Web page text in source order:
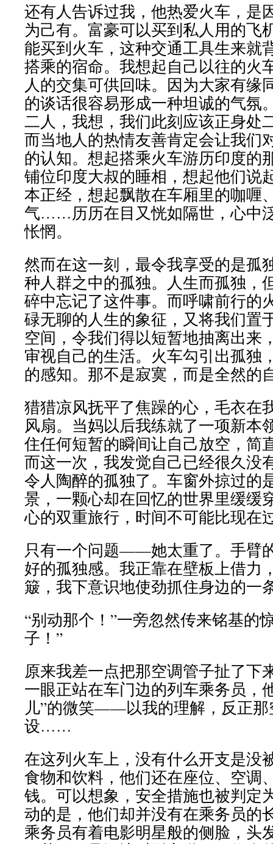
还有人告诉过我，他热爱火车，是
为己有。富豪可以买到私人用的飞
能买到火车，这种交通工具生来就
搭乘的宿命。我想起自己以往的火
人的交集可供回味。因为大家有缘
的谈话很容易形成一种坦诚的气氛
二人，我想，我们此刻应该正身处
而当地人的热情友善肯定会让我们
的认知。想起搭乘火车游历印度的
铺位印度大叔的睡相，想起他们说
本正经，想起飘散在车厢里的咖喱
气……历历在目又恍如隔世，心中
怅惘。
然而在这一刻，最令我享受的是孤
种人群之中的孤独。人生而孤独，
碎中忘记了这件事。而呼啸前行的
碌无聊的人生的象征，又将我们置
空间，令我们得以短暂地抽离出来
审视自己的生活。火车勾引出孤独
的感知。那不是寂寞，而是全然的
猎猎凉风抚平了焦躁的心，毛衣在
风扇。当妈以后我练就了一项新本
住任何短暂的瞬间让自己放空，
而这一次，我发觉自己已经很久没
令人陶醉的孤独了。车窗外掠过的
景，一颗心却在回忆的世界里缓缓
心的双重旅行，时间不可能比现在
只有一个问题——她太重了。手臂
好的孤独感。我正靠在壁板上借力
簸，我下意识地使劲抓住身边的一
“别动那个！”一旁忽然传来铭基的
子！”
原来我差一点把那空调管子扯了
一眼正站在车门边的列车乘务员，
儿”的微笑——以我的理解，反正那
设……
在这列火车上，没有什么开支是没
食物和饮料，他们还在座位、空调
钱。可以想象，安全措施也被判定
动的是，他们却并没有在乘务员的
乘务员有着电影明星般的侧脸，头